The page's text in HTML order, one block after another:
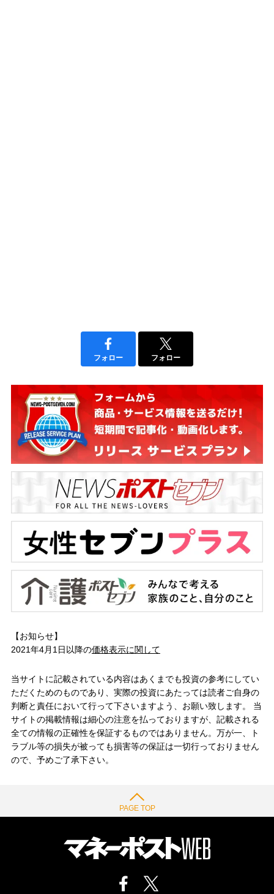
フォロー フォロー
【お知らせ】
2021年4月1日以降の価格表示に関して
当サイトに記載されている内容はあくまでも投資の参考にしてい
ただくためのものであり、実際の投資にあたっては読者ご自身の
判断と責任において行って下さいますよう、お願い致します。 当
サイトの掲載情報は細心の注意を払っておりますが、記載される
全ての情報の正確性を保証するものではありません。万が一、ト
ラブル等の損失が被っても損害等の保証は一切行っておりません
ので、予めご了承下さい。
PAGE TOP